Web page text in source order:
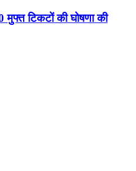
मुफ्त टिकटों की घोषणा की